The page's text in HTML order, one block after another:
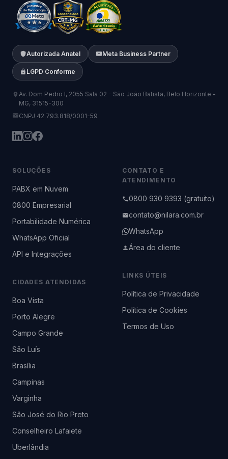
Autorizada Anatel Meta Business Partner
LGPD Conforme
Av. Dom Pedro I, 2055 Sala 02 - São João Batista, Belo Horizonte -
MG, 31515-300
CNPJ 42.793.818/0001-59
SOLUÇÕES
PABX em Nuvem
0800 Empresarial
Portabilidade Numérica
WhatsApp Oficial
API e Integrações
CIDADES ATENDIDAS
Boa Vista
Porto Alegre
Campo Grande
São Luís
Brasília
Campinas
Varginha
São José do Rio Preto
Conselheiro Lafaiete
Uberlândia
CONTATO E
ATENDIMENTO
0800 930 9393 (gratuito)
contato@nilara.com.br
WhatsApp
Área do cliente
LINKS ÚTEIS
Política de Privacidade
Política de Cookies
Termos de Uso